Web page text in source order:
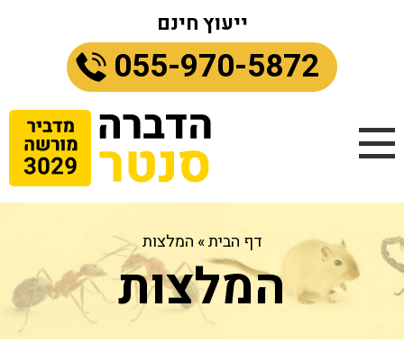
ייעוץ חינם
055-970-5872
דף הבית» המלצות
המלצות